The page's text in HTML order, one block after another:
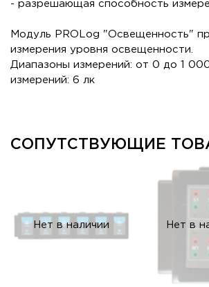
- разрешающая способность
Модуль PROLog "Освещенность"
измерения уровня освещенности.
Диапазоны измерений: от 0 до 1
измерений: 6 лк
СОПУТСТВУЮЩИЕ
Нет в наличии Нет в